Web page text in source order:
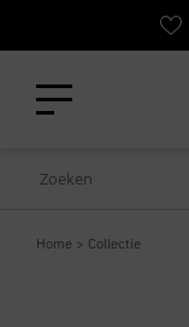
Home > Collectie